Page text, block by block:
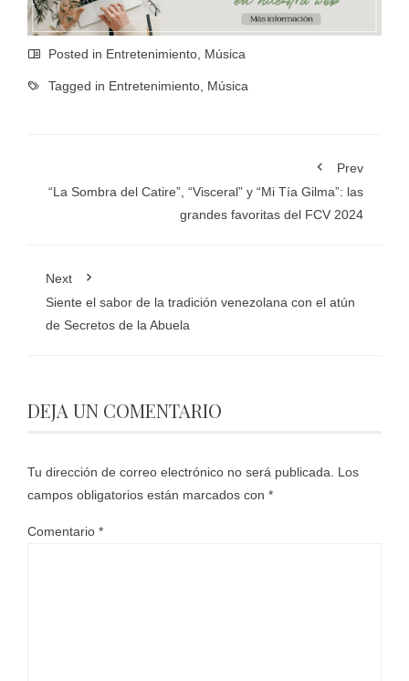
Posted in Entretenimiento, Música
Tagged in Entretenimiento, Música
Prev
“La Sombra del Catire”, “Visceral” y “Mi Tía Gilma”: las
grandes favoritas del FCV 2024
Next
Siente el sabor de la tradición venezolana con el atún
de Secretos de la Abuela
DEJA UN COMENTARIO
Tu dirección de correo electrónico no será publicada. Los
campos obligatorios están marcados con *
Comentario *